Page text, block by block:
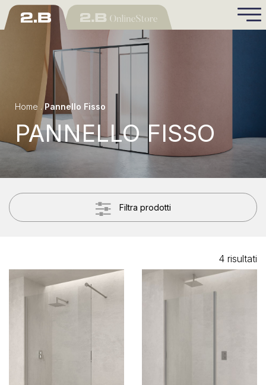
Home .Pannello Fisso
PANNELLO FISSO
Filtra prodotti
4 risultati